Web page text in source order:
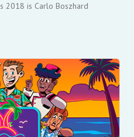
2018 is Carlo Boszhard